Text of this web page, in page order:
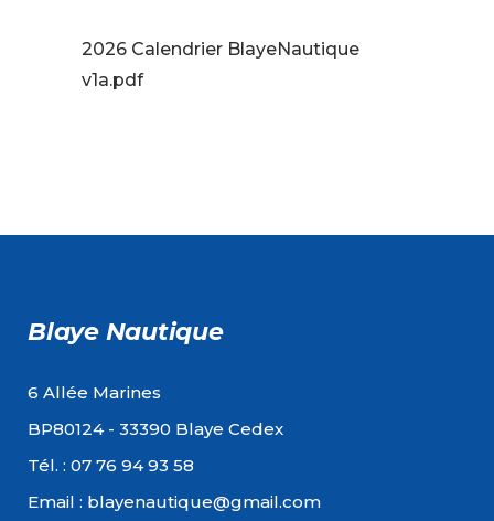
2026 Calendrier BlayeNautique
v1a.pdf
Blaye Nautique
6 Allée Marines
BP80124 - 33390 Blaye Cedex
Tél. : 07 76 94 93 58
Email : blayenautique@gmail.com